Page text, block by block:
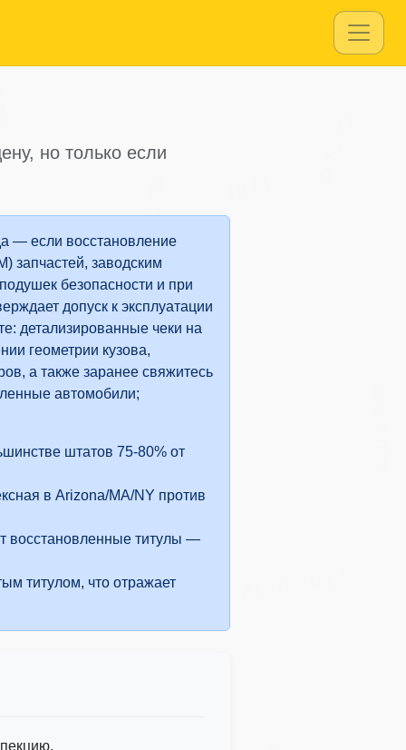
Manheim
Manheim
но только если
— если восстановление
запчастей, заводским
безопасности и при
допуск к эксплуатации
детализированные чеки на
геометрии кузова,
а также заранее свяжитесь
автомобили;
штатов 75-80% от
в Arizona/MA/NY против
восстановленные титулы —
титулом, что отражает